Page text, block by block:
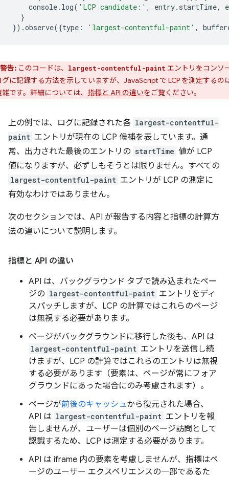
console. log( 'LCP candidate:' , entry. startTime,
}
}).observe({type : 'largest-contentful-paint' ,
警告: このコードは、 largest-contentful-paint エントリをコンソ
グに記録する方法を示していますが、JavaScript で LCP を測定するの
です。詳細については、 指標と API の違いをご覧ください。
上の例では、ログに記録された各 largest-contentful-
paint エントリが現在の LCP 候補を表しています。通
常、出力された最後のエントリの startTime 値が LCP
値になりますが、必ずしもそうとは限りません。すべての
largest-contentful-paint エントリが LCP の測定に
有効なわけではありません。
次のセクションでは、API が報告する内容と指標の計算方
法の違いについて説明します。
指標と API の違い
API は、バックグラウンド タブで読み込まれたペー
ジの largest-contentful-paint エントリをディ
スパッチしますが、LCP の計算ではこれらのページ
は無視する必要があります。
ページがバックグラウンドに移行した後も、API は
largest-contentful-paint エントリを送信し続
けますが、LCP の計算ではこれらのエントリは無視
する必要があります（要素は、ページが常にフォア
グラウンドにあった場合にのみ考慮されます）。
ページが前後のキャッシュから復元された場合、
API は largest-contentful-paint エントリを報
告しませんが、ユーザーは個別のページ訪問として
認識するため、LCP は測定する必要があります。
API は iframe 内の要素を考慮しませんが、指標はペ
ージのユーザー エクスペリエンスの一部であるた